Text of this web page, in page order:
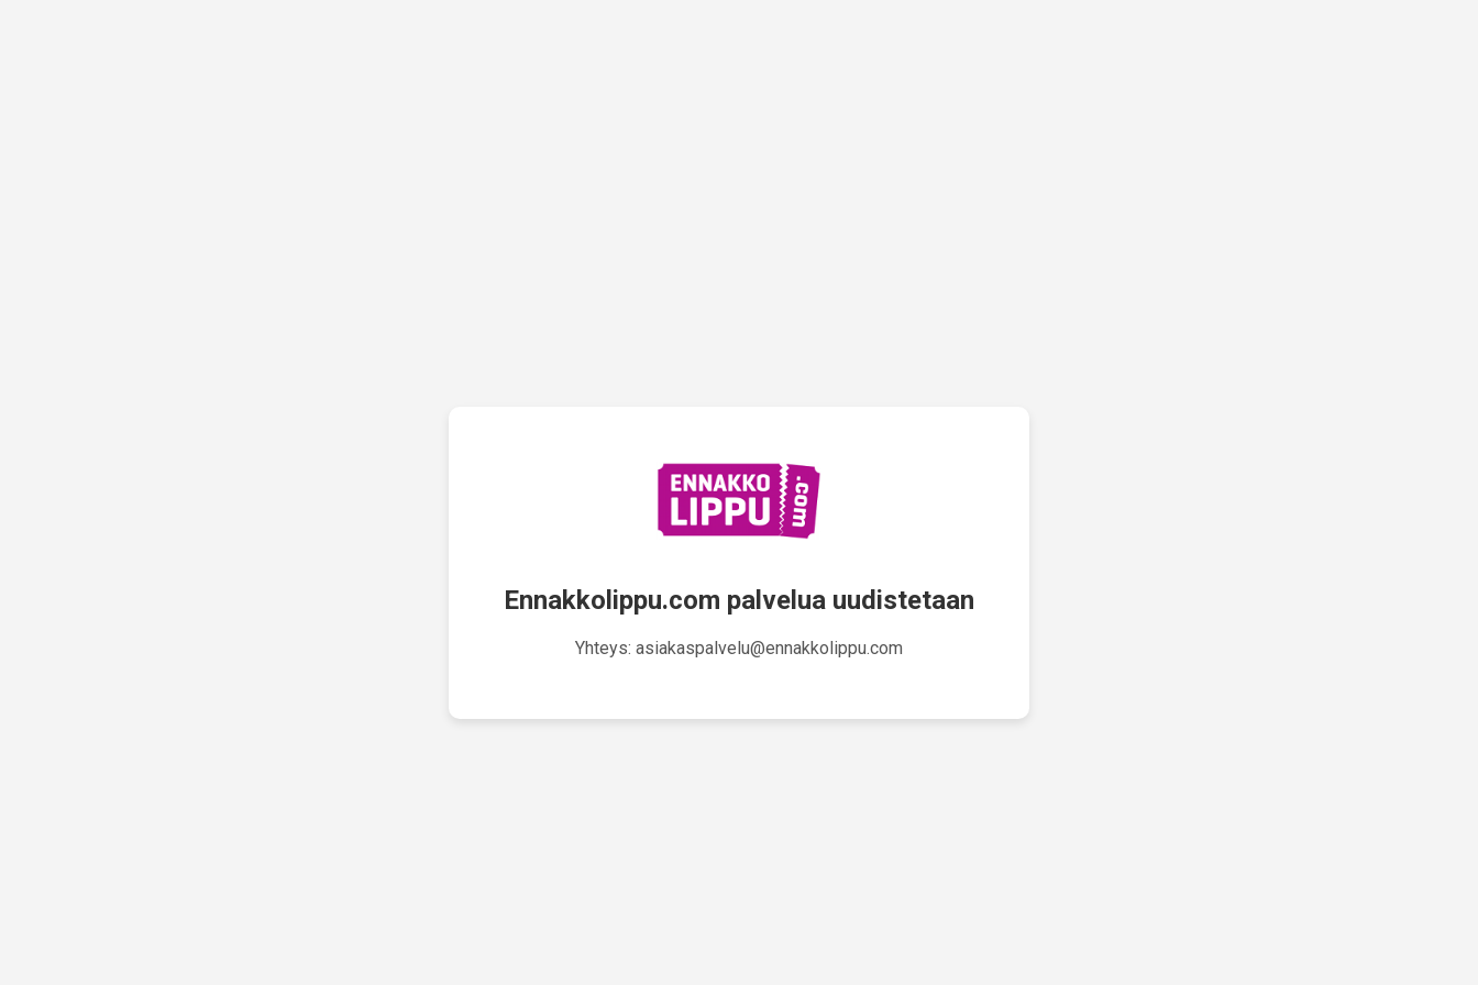
Ennakkolippu.com palvelua uudistetaan
Yhteys: asiakaspalvelu@ennakkolippu.com